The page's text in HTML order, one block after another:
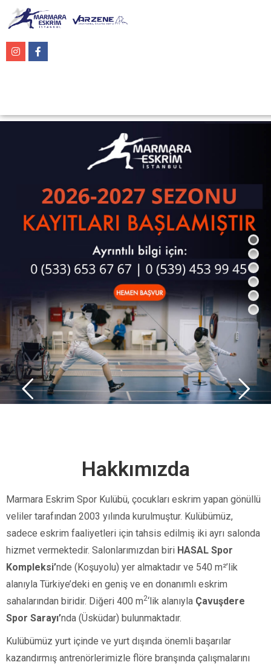
Hakkımızda
Marmara Eskrim Spor Kulübü, çocukları eskrim yapan gönüllü
veliler tarafından 2003 yılında kurulmuştur. Kulübümüz,
sadece eskrim faaliyetleri için tahsis edilmiş iki ayrı salonda
hizmet vermektedir. Salonlarımızdan biri HASAL Spor
Kompleksi’nde (Koşuyolu) yer almaktadır ve 540 m²’lik
alanıyla Türkiye’deki en geniş ve en donanımlı eskrim
sahalarından biridir. Diğeri 400 m2‘lik alanıyla Çavuşdere
Spor Sarayı’nda (Üsküdar) bulunmaktadır.
Kulübümüz yurt içinde ve yurt dışında önemli başarılar
kazandırmış antrenörlerimizle flöre branşında çalışmalarını